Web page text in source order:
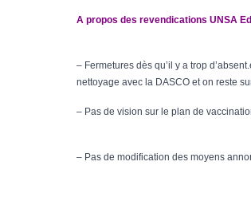
A propos des revendications UNSA
– Fermetures dès qu’il y a trop
nettoyage avec la DASCO et on reste
– Pas de vision sur le plan de
– Pas de modification des moyens